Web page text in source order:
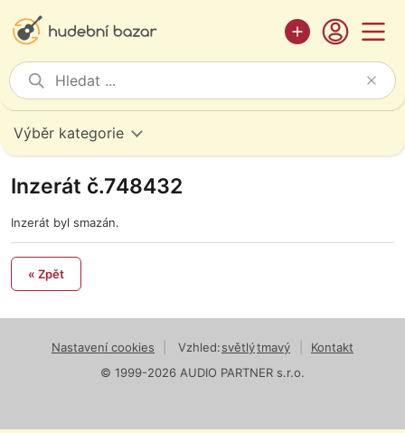
Výběr kategorie
Inzerát č.748432
Inzerát byl smazán.
« Zpět
Nastavení cookies Vzhled:světlýtmavý
Kontakt
© 1999-2026 AUDIO PARTNER s.r.o.